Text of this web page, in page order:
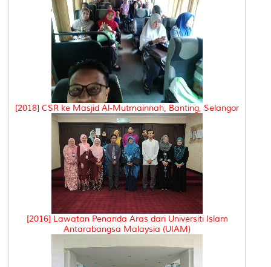
[2018] CSR ke Masjid Al-Mutmainnah, Banting, Selangor
[2016] Lawatan Penanda Aras dari Universiti Islam
Antarabangsa Malaysia (UIAM)